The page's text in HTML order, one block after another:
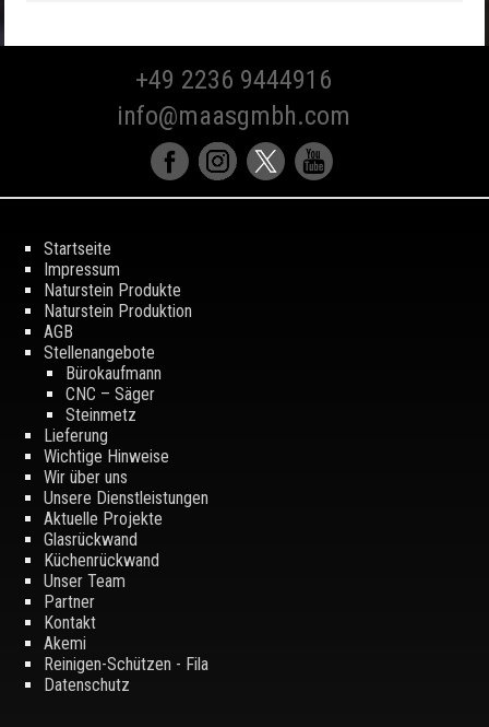
+49 2236 9444916
info@maasgmbh.com
Startseite
Impressum
Naturstein Produkte
Naturstein Produktion
AGB
Stellenangebote
Bürokaufmann
CNC – Säger
Steinmetz
Lieferung
Wichtige Hinweise
Wir über uns
Unsere Dienstleistungen
Aktuelle Projekte
Glasrückwand
Küchenrückwand
Unser Team
Partner
Kontakt
Akemi
Reinigen-Schützen - Fila
Datenschutz